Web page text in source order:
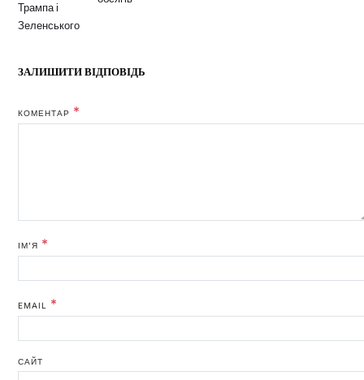
ЗАЛИШИТИ ВІДПОВІДЬ
КОМЕНТАР *
ІМ'Я *
EMAIL *
САЙТ